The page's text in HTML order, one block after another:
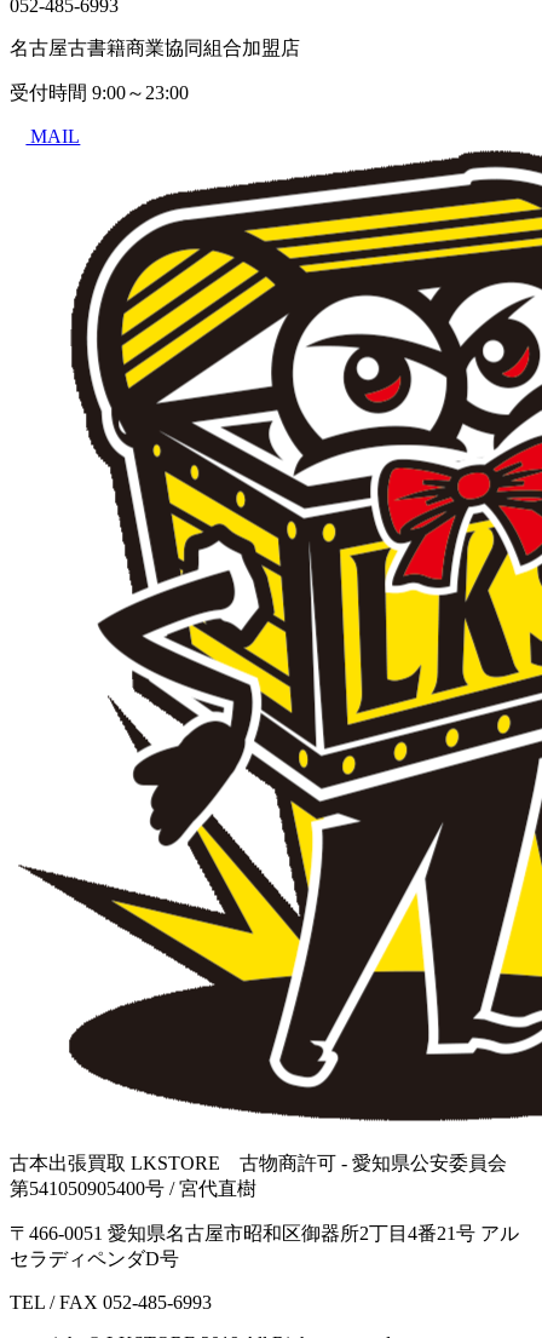
052-485-6993
名古屋古書籍商業協同組合加盟店
受付時間 9:00～23:00
MAIL
古本出張買取 LKSTORE 古物商許可 - 愛知県公安委員会
第541050905400号 / 宮代直樹
〒466-0051 愛知県名古屋市昭和区御器所2丁目4番21号 アル
セラディペンダD号
TEL / FAX 052-485-6993